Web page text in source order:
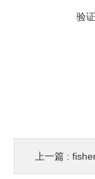
验
上一篇 : fisher载